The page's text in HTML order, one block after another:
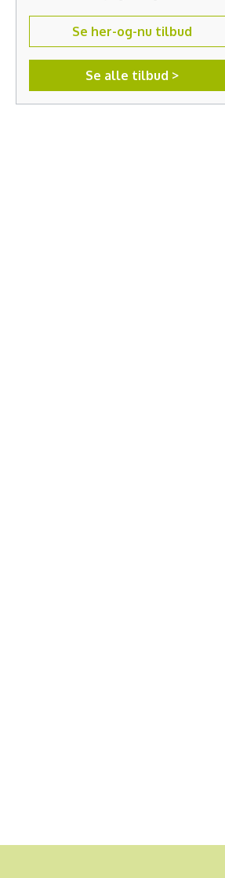
Se her-og-nu tilbud
Se alle tilbud >